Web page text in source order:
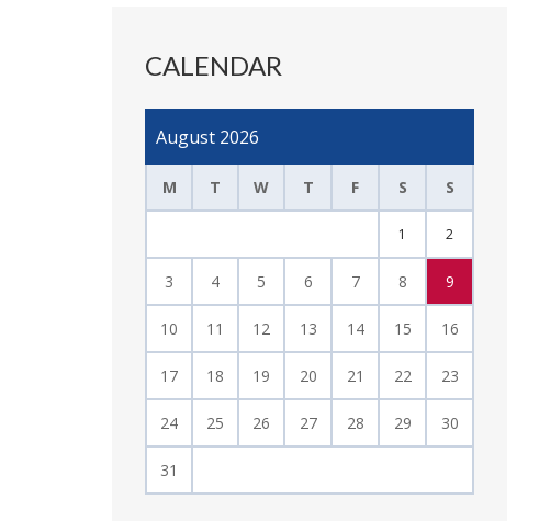
CALENDAR
August 2026
M T W T F S S
1 2
3 4 5 6 7 8 9
10 11 12 13 14 15 16
17 18 19 20 21 22 23
24 25 26 27 28 29 30
31